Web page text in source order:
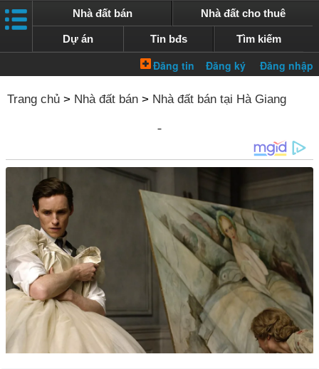
Nhà đất bán Nhà đất cho thuê
Dự án Tin bđs Tìm kiếm
Trang chủ > Nhà đất bán > Nhà đất bán tại Hà Giang